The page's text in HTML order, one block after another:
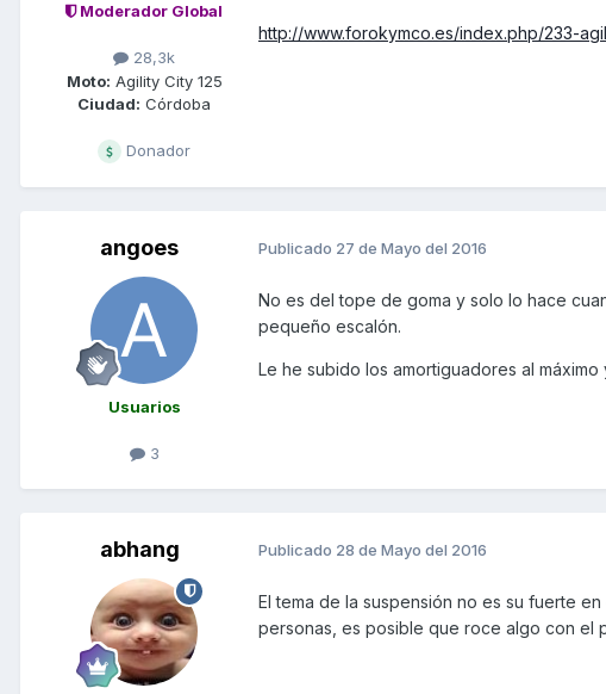
Moderador Global
28,3k
Moto: Agility City 125
Ciudad: Córdoba
Donador
http://www.forokymco.es/index.php/233-
angoes
Usuarios
3
Publicado 27 de Mayo del 2016
No es del tope de goma y solo lo hace
pequeño escalón.
Le he subido los amortiguadores al
abhang Publicado 28 de Mayo del 2016
El tema de la suspensión no es su fuerte
personas, es posible que roce algo con el